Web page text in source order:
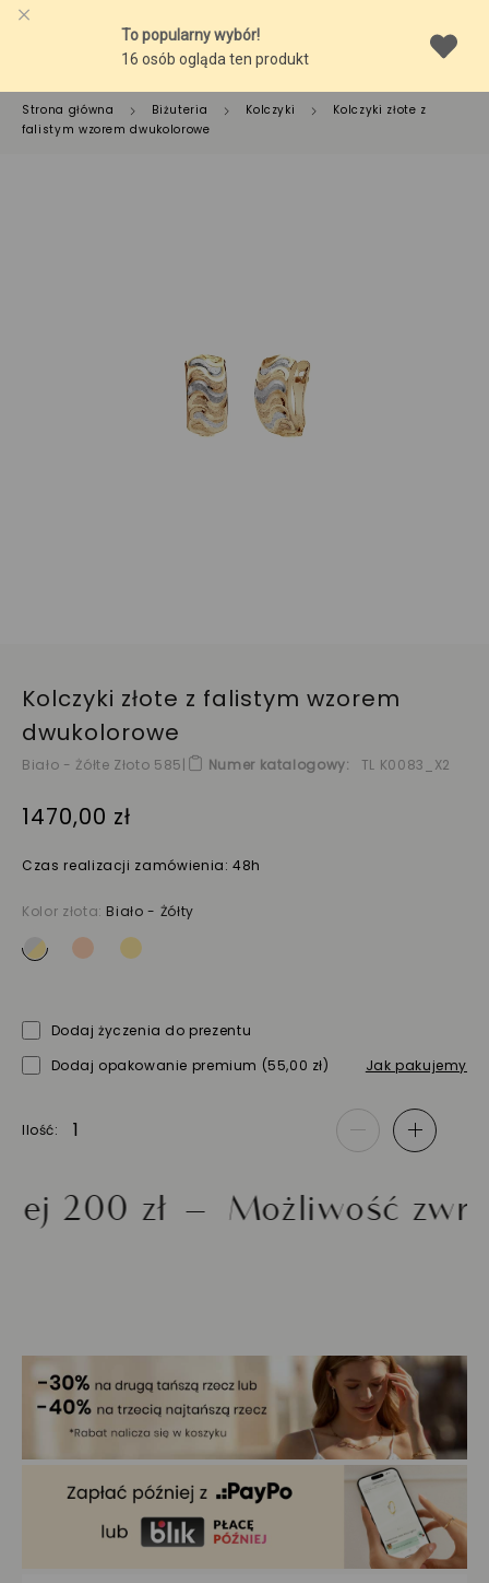
Strona główna Biżuteria Kolczyki
Kolczyki złote z
falistym wzorem dwukolorowe
Kolczyki złote z falistym wzorem
dwukolorowe
Biało - Żółte Złoto 585| Numer katalogowy TL K0083_X2
1470,00 zł
Czas realizacji zamówienia: 48h
Kolor złota: Biało - Żółty
Dodaj życzenia do prezentu
Dodaj opakowanie premium (55,00 zł) Jak pakujemy
Ilość - +
zł Możliwość zwrotu